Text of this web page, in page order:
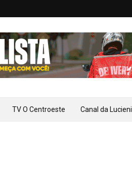
TV O Centroeste Canal da Lucieni